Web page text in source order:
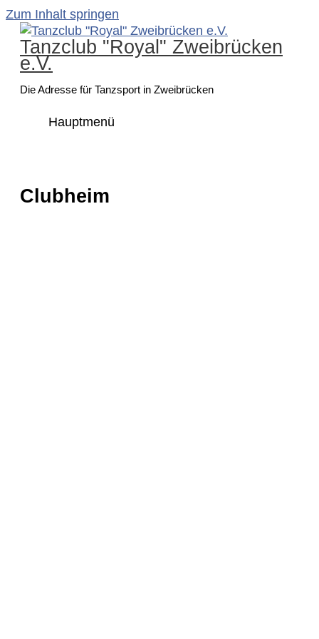
Zum Inhalt springen
Tanzclub "Royal" Zweibrücken
e.V.
Die Adresse für Tanzsport in Zweibrücken
Hauptmenü
Clubheim